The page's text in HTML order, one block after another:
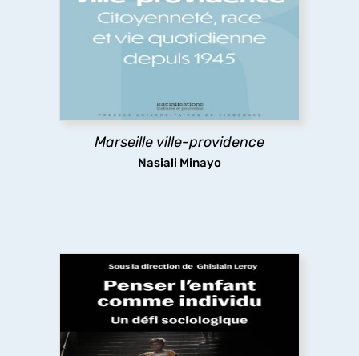
Marseille ville-providence
Nasiali Minayo
L’histoire des liens entre citoyenneté et logement
à Marseille, par une historienne américaine. Un
regard acéré sur le post-colonial, les
redéfinitions du projet impérial français, les
racialisées.
découvrir
Penser l’enfant comme individu : un défi
sociologique